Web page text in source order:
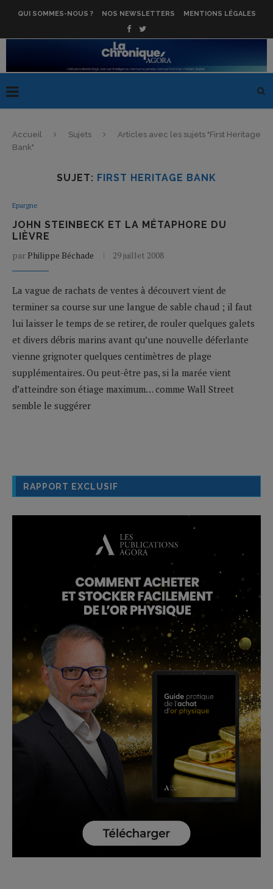
QUI SOMMES-NOUS ? NOS NEWSLETTERS MENTIONS LÉGALES
Accueil Sujets
Articles avec les sujets "First Heritage
Bank"
SUJET: FIRST HERITAGE BANK
Epargne
JOHN STEINBECK ET LA MÉTAPHORE DU
LIÈVRE
par Philippe Béchade 29 juillet 2008
La vague de rachats de ventes à découvert vient de
terminer sa course sur une langue de sable chaud ; il faut
lui laisser le temps de se retirer, de rouler quelques galets
et divers débris marins avant qu’une nouvelle déferlante
vienne grignoter quelques centimètres de plage
supplémentaires. Ou peut-être pas, si la marée vient
d’atteindre son étiage maximum… comme Wall Street
semble le suggérer
RAPPORT EXCLUSIF